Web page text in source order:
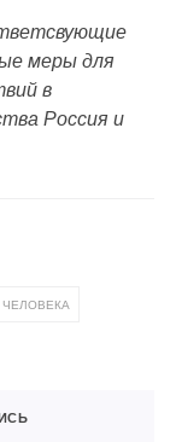
меры для
в
Россия и
ЧЕЛОВЕКА